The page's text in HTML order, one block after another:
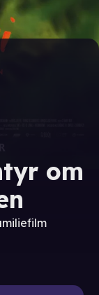
om